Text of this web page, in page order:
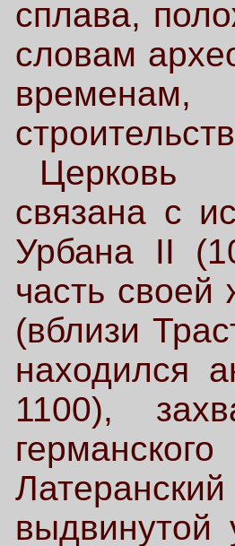
сплава,
словам
Церковь
связана с
Урбана II
часть своей
(вблизи
находился
1100),
выдвинутой